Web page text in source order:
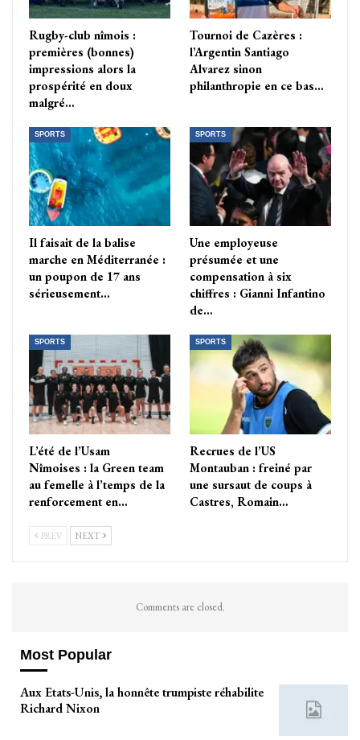
Rugby-club nîmois :
premières (bonnes)
impressions alors la
prospérité en doux
malgré…
Tournoi de Cazères :
l’Argentin Santiago
Alvarez sinon
philanthropie en ce bas…
SPORTS
Il faisait de la balise
marche en Méditerranée :
un poupon de 17 ans
sérieusement…
SPORTS
Une employeuse
présumée et une
compensation à six
chiffres : Gianni Infantino
de…
SPORTS
L’été de l’Usam
Nîmoises : la Green team
au femelle à l’temps de la
renforcement en…
SPORTS
Recrues de l’US
Montauban : freiné par
une sursaut de coups à
Castres, Romain…
PREV NEXT
Comments are closed.
Most Popular
Aux Etats-Unis, la honnête trumpiste réhabilite
Richard Nixon